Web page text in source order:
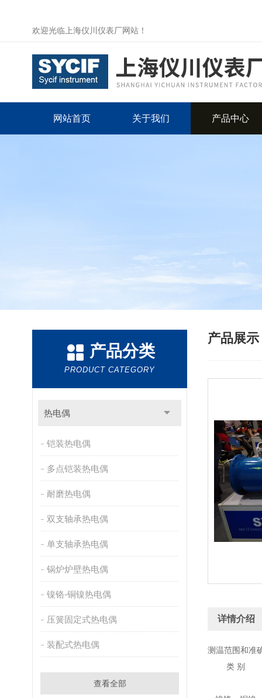
欢迎光临上海仪川仪表厂网站！
网站首页 关于我们 产品中心
产品分类
PRODUCT CATEGORY
热电偶
铠装热电偶
多点铠装热电偶
耐磨热电偶
双支轴承热电偶
单支轴承热电偶
锅炉炉壁热电偶
镍铬-铜镍热电偶
压簧固定式热电偶
装配式热电偶
查看全部
产品展示
详情介绍
测温范围和准
类 别